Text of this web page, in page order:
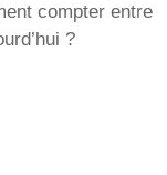
compter entre
?